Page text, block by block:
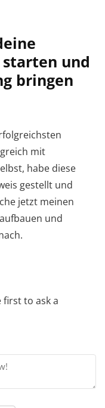
und
bringen
mit
habe diese
gestellt und
jetzt meinen
und
first to ask a